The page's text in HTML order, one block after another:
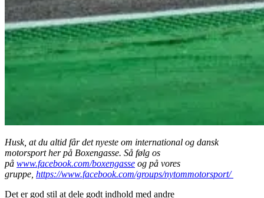
Husk, at du altid får det nyeste om international og dansk
motorsport her på Boxengasse. Så følg os
på www.facebook.com/boxengasse og på vores
gruppe, https://www.facebook.com/groups/nytommotorsport/
Det er god stil at dele godt indhold med andre